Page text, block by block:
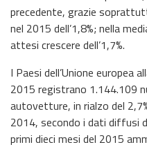
precedente, grazie
nel 2015 dell’1,8%; nella
attesi crescere dell’1,7%.
I Paesi dell’Unione europea
2015 registrano 1.144.109
autovetture, in rialzo del
2014, secondo i dati diffusi
primi dieci mesi del 2015